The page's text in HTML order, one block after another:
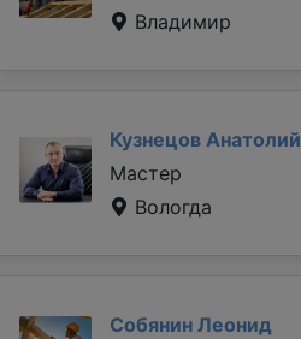
Владимир
Кузнецов Анатолий
Мастер
Вологда
Собянин Леонид